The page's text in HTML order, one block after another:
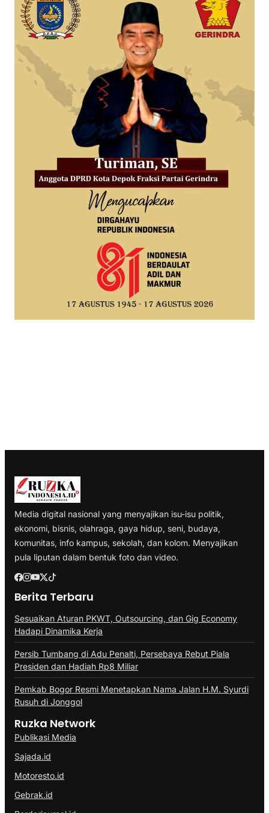
Media digital nasional yang menyajikan isu-isu politik,
ekonomi, bisnis, olahraga, gaya hidup, seni, budaya,
komunitas, info kampus, sekolah, dan kolom. Menyajikan
pula liputan dalam bentuk foto dan video.
Berita Terbaru
Sesuaikan Aturan PKWT, Outsourcing, dan Gig Economy
Hadapi Dinamika Kerja
Persib Tumbang di Adu Penalti, Persebaya Rebut Piala
Presiden dan Hadiah Rp8 Miliar
Pemkab Bogor Resmi Menetapkan Nama Jalan H.M. Syurdi
Rusuh di Jonggol
Ruzka Network
Publikasi Media
Sajada.id
Motoresto.id
Gebrak.id